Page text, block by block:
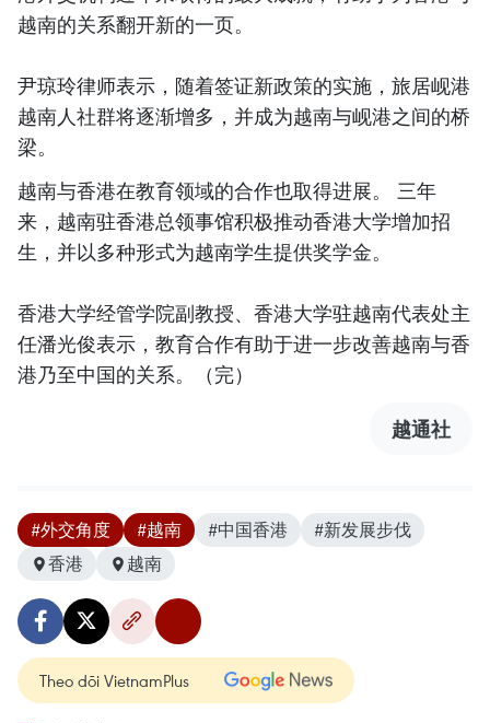
越南的关系翻开新的一页。
尹琼玲律师表示，随着签证新政策的实施，旅居岘港
越南人社群将逐渐增多，并成为越南与岘港之间的桥
梁。
越南与香港在教育领域的合作也取得进展。 三年
来，越南驻香港总领事馆积极推动香港大学增加招
生，并以多种形式为越南学生提供奖学金。
香港大学经管学院副教授、香港大学驻越南代表处主
任潘光俊表示，教育合作有助于进一步改善越南与香
港乃至中国的关系。（完）
越通社
#外交角度 #越南 #中国香港
#新发展步伐
香港
越南
Theo dõi VietnamPlus